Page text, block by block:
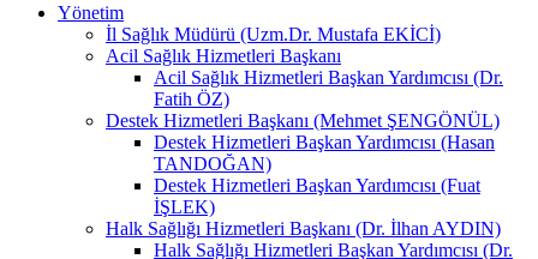
Yönetim
İl Sağlık Müdürü (Uzm.Dr. Mustafa EKİCİ)
Acil Sağlık Hizmetleri Başkanı
Acil Sağlık Hizmetleri Başkan Yardımcısı (Dr.
Fatih ÖZ)
Destek Hizmetleri Başkanı (Mehmet ŞENGÖNÜL)
Destek Hizmetleri Başkan Yardımcısı (Hasan
TANDOĞAN)
Destek Hizmetleri Başkan Yardımcısı (Fuat
İŞLEK)
Halk Sağlığı Hizmetleri Başkanı (Dr. İlhan AYDIN)
Halk Sağlığı Hizmetleri Başkan Yardımcısı (Dr.